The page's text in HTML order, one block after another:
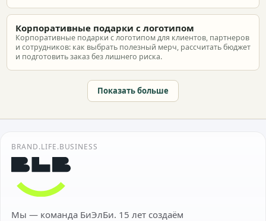
Корпоративные подарки с логотипом
Корпоративные подарки с логотипом для клиентов, партнеров
и сотрудников: как выбрать полезный мерч, рассчитать бюджет
и подготовить заказ без лишнего риска.
Показать больше
BRAND.LIFE.BUSINESS
Мы — команда БиЭлБи. 15 лет создаём